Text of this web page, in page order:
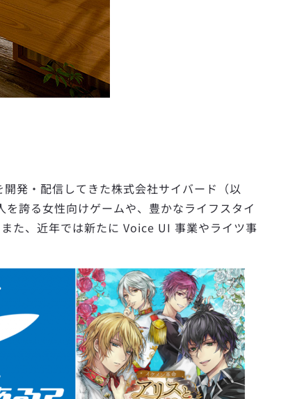
発・配信してきた株式会社サイバード（以
誇る女性向けゲームや、豊かなライフスタイ
た、近年では新たに Voice UI 事業やライツ事